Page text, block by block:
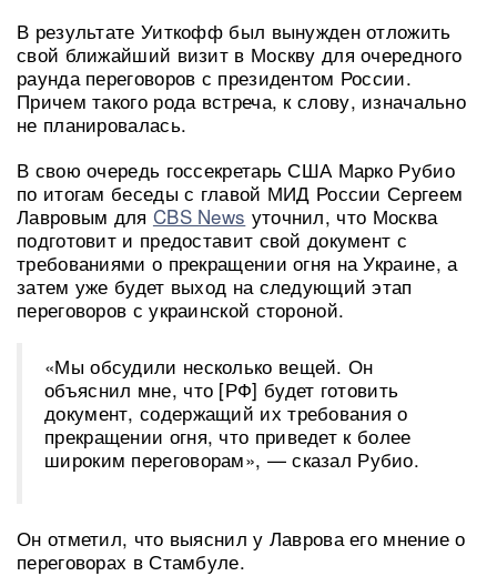
В результате Уиткофф был вынужден отложить
свой ближайший визит в Москву для очередного
раунда переговоров с президентом России.
Причем такого рода встреча, к слову, изначально
не планировалась.
В свою очередь госсекретарь США Марко Рубио
по итогам беседы с главой МИД России Сергеем
Лавровым для CBS News уточнил, что Москва
подготовит и предоставит свой документ с
требованиями о прекращении огня на Украине, а
затем уже будет выход на следующий этап
переговоров с украинской стороной.
«Мы обсудили несколько вещей. Он
объяснил мне, что [РФ] будет готовить
документ, содержащий их требования о
прекращении огня, что приведет к более
широким переговорам», — сказал Рубио.
Он отметил, что выяснил у Лаврова его мнение о
переговорах в Стамбуле.